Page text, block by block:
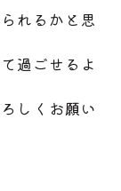
れるかと思
過ごせるよ
しくお願い